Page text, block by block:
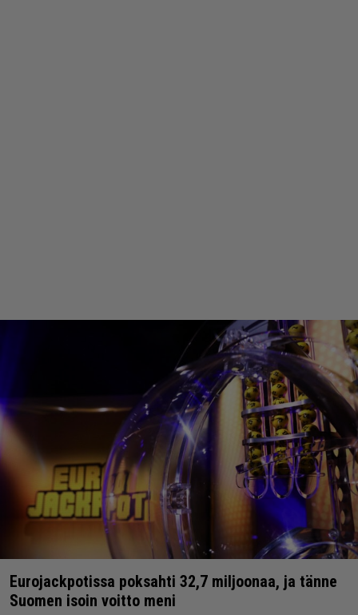
Eurojackpotissa poksahti 32,7 miljoonaa, ja tänne
Suomen isoin voitto meni